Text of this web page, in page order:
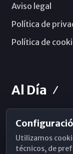
Aviso legal
Política de
Política de
Al Día
Horarios de
Hemeroteca
Utilizamos
técnicos, de